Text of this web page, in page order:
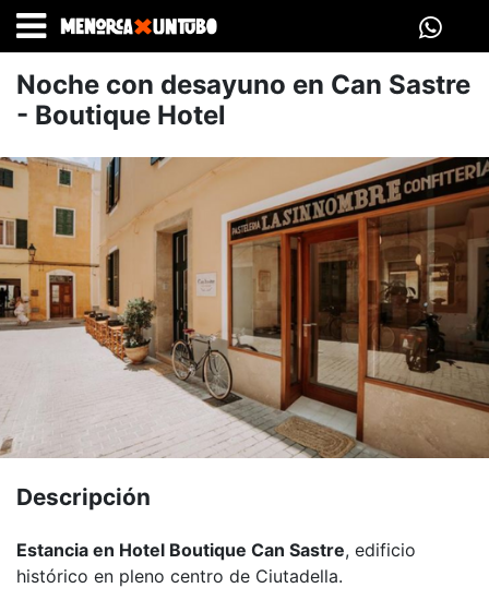
EN CAN SASTRE - BOUTIQUE HOTEL
Noche con desayuno en Can Sastre
- Boutique Hotel
Descripción
Estancia en Hotel Boutique Can Sastre, edificio
histórico en pleno centro de Ciutadella.